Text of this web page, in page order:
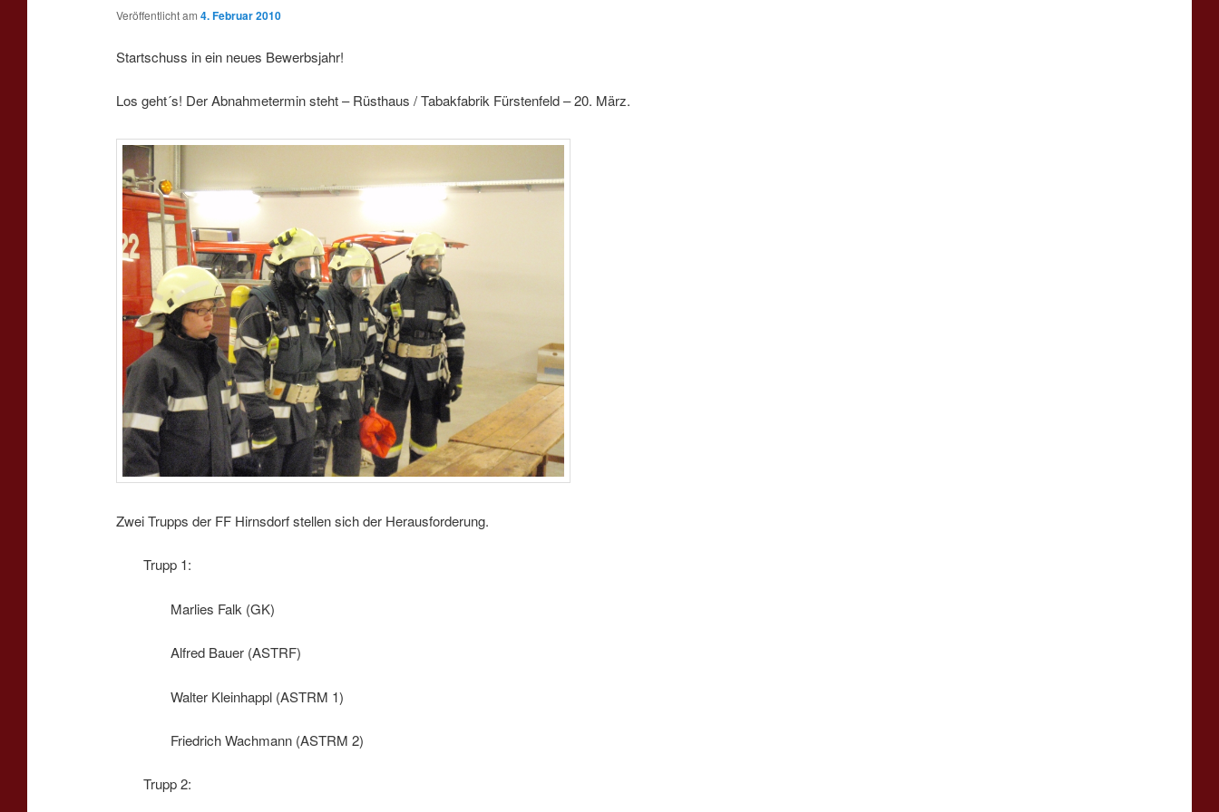
Veröffentlicht am 4. Februar 2010
Startschuss in ein neues Bewerbsjahr!
Los geht´s! Der Abnahmetermin steht – Rüsthaus / Tabakfabrik Fürstenfeld – 20. März.
Zwei Trupps der FF Hirnsdorf stellen sich der Herausforderung.
Trupp 1:
Marlies Falk (GK)
Alfred Bauer (ASTRF)
Walter Kleinhappl (ASTRM 1)
Friedrich Wachmann (ASTRM 2)
Trupp 2: